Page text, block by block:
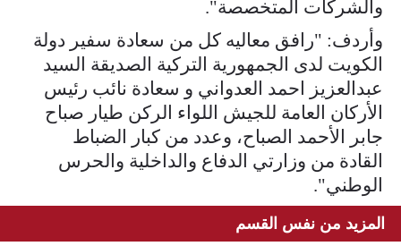
والشركات المتخصصة".
وأردف: "رافق معاليه كل من سعادة سفير دولة
الكويت لدى الجمهورية التركية الصديقة السيد
عبدالعزيز احمد العدواني و سعادة نائب رئيس
الأركان العامة للجيش اللواء الركن طيار صباح
جابر الأحمد الصباح، وعدد من كبار الضباط
القادة من وزارتي الدفاع والداخلية والحرس
الوطني".
المزيد من نفس القسم